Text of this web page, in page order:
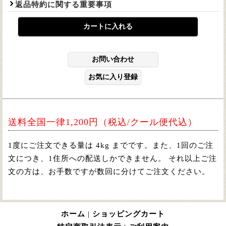
返品特約に関する重要事項
送料全国一律1,200円（税込/クール便代込）
1度にご注文できる量は 4kg までです。また、1回のご注
文につき、1住所への配送しかできません。 それ以上ご注
文の方は、お手数ですが数回に分けてご注文ください。
ホーム | ショッピングカート